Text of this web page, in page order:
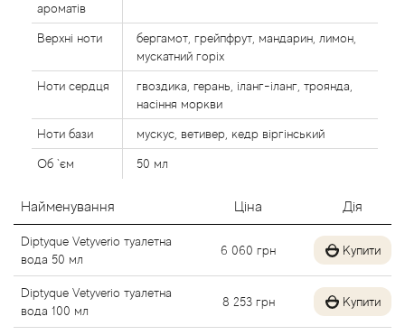
ароматів
Верхні ноти
бергамот, грейпфрут, мандарин, лимон,
мускатний горіх
Ноти сердця
гвоздика, герань, іланг-іланг, троянда,
насіння моркви
Ноти бази мускус, ветивер, кедр віргінський
Об `єм 50 мл
Найменування Ціна Дія
Diptyque Vetyverio туалетна
вода 50 мл
6 060 грн Купити
Diptyque Vetyverio туалетна
вода 100 мл
8 253 грн Купити
Alexandre J
Alfred Dunhill
Alyson Oldoini
Alyssa Ashley
American Crew
Amouage
Amouroud